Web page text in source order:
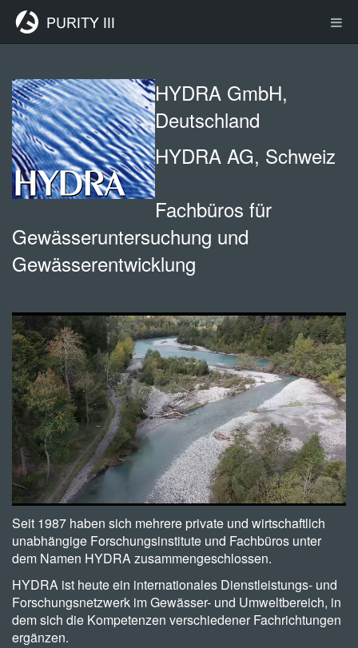
HYDRA GmbH,
Deutschland
HYDRA AG, Schweiz
Fachbüros für
Gewässeruntersuchung und
Gewässerentwicklung
Seit 1987 haben sich mehrere private und wirtschaftlich
unabhängige Forschungsinstitute und Fachbüros unter
dem Namen HYDRA zusammengeschlossen.
​HYDRA ist heute ein internationales Dienstleistungs- und
Forschungsnetzwerk im Gewässer- und Umweltbereich, in
dem sich die Kompetenzen verschiedener Fachrichtungen
ergänzen.